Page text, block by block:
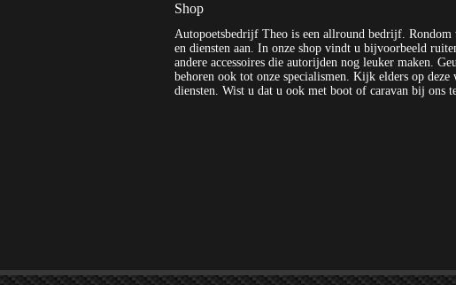
Shop
Autopoetsbedrijf Theo is een allround bedrijf. Rondom
en diensten aan. In onze shop vindt u bijvoorbeeld
andere accessoires die autorijden nog leuker maken.
behoren ook tot onze specialismen. Kijk elders op deze
diensten. Wist u dat u ook met boot of caravan bij ons